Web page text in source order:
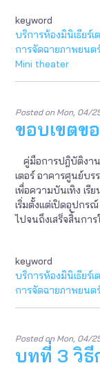
keyword
บริการห้องมินิเธียร์เ
การจัดฉายภาพยนต
Mini theater
Posted on Mon, 04/
ขอบเขตข
คู่มือการปฎิบัติงา
เตอร์ อาคารศูนย์บร
เพื่อความบันเทิง เรี
เริ่มตั้งแต่เปิดอุปกร
ไปจนถึงเสร็จสิ้นการ
keyword
บริการห้องมินิเธียร์เ
การจัดฉายภาพยนต
Posted on Mon, 04/
บทที่ 3 วิธี